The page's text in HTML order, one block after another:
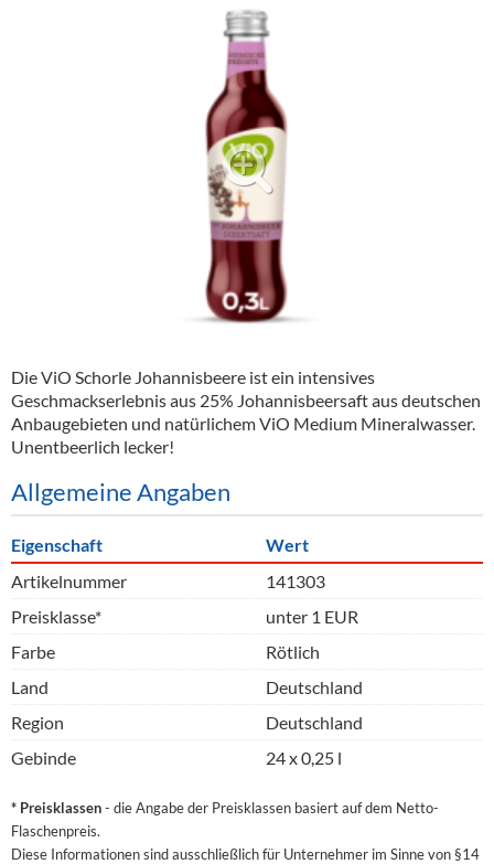
Die ViO Schorle Johannisbeere ist ein intensives
Geschmackserlebnis aus 25% Johannisbeersaft aus deutschen
Anbaugebieten und natürlichem ViO Medium Mineralwasser.
Unentbeerlich lecker!
Allgemeine Angaben
Eigenschaft
Wert
Artikelnummer
141303
Preisklasse*
unter 1 EUR
Farbe
Rötlich
Land
Deutschland
Region
Deutschland
Gebinde
24 x 0,25 l
* Preisklassen- die Angabe der Preisklassen basiert auf dem Netto-
Flaschenpreis.
Diese Informationen sind ausschließlich für Unternehmer im Sinne von §14